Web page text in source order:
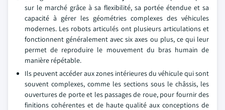
sur le marché grâce à sa flexibilité, sa portée étendue et sa
capacité à gérer les géométries complexes des véhicules
modernes. Les robots articulés ont plusieurs articulations et
fonctionnent généralement avec six axes ou plus, ce qui leur
permet de reproduire le mouvement du bras humain de
manière répétable.
Ils peuvent accéder aux zones intérieures du véhicule qui sont
souvent complexes, comme les sections sous le châssis, les
ouvertures de porte et les passages de roue, pour fournir des
finitions cohérentes et de haute qualité aux conceptions de